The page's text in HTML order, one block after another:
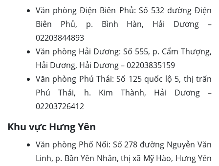
Văn phòng Điện Biên Phủ: Số 532 đường Điện
Biên Phủ, p. Bình Hàn, Hải Dương –
02203844893
Văn phòng Hải Dương: Số 555, p. Cẩm Thượng,
Hải Dương, Hải Dương – 02203835159
Văn phòng Phú Thái: Số 125 quốc lộ 5, thị trấn
Phú Thái, h. Kim Thành, Hải Dương –
02203726412
Khu vực Hưng Yên
Văn phòng Phố Nối: Số 278 đường Nguyễn Văn
Linh, p. Bần Yên Nhân, thị xã Mỹ Hào, Hưng Yên